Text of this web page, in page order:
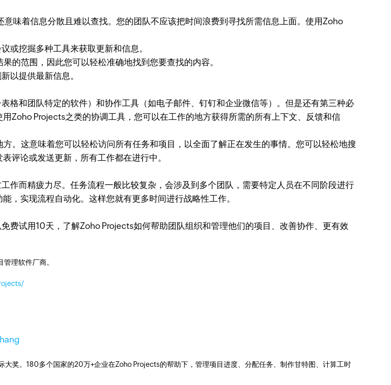
味着信息分散且难以查找。您的团队不应该把时间浪费到寻找所需信息上面。使用Zoho
或挖掘多种工具来获取更新和信息。
的范围，因此您可以轻松准确地找到您要查找的内容。
以提供最新信息。
格和团队特定的软件）和协作工具（如电子邮件、钉钉和企业微信等）。但是还有第三种必
Zoho Projects之类的协调工具，您可以在工作的地方获得所需的所有上下文、反馈和信
。这意味着您可以轻松访问所有任务和项目，以全面了解正在发生的事情。您可以轻松地搜
评论或发送更新，所有工作都在进行中。
作而精疲力尽。任务流程一般比较复杂，会涉及到多个团队，需要特定人员在不同阶段进行
，实现流程自动化。这样您就有更多时间进行战略性工作。
费试用10天，了解Zoho Projects如何帮助团队组织和管理他们的项目、改善协作、更有效
理软件厂商。
奖。180多个国家的20万+企业在Zoho Projects的帮助下，管理项目进度、分配任务、制作甘特图、计算工时